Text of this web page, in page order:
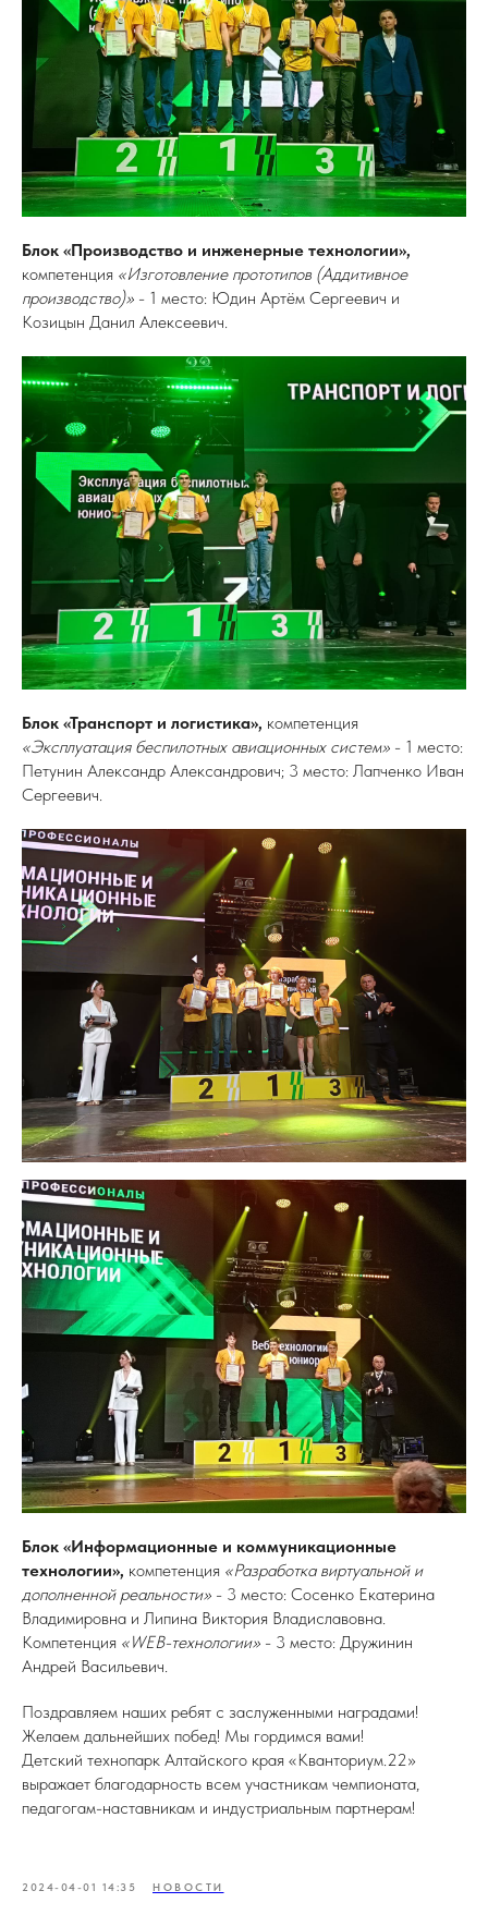
Блок «Производство и инженерные технологии»,
компетенция «Изготовление прототипов (Аддитивное
производство)» - 1 место: Юдин Артём Сергеевич и
Козицын Данил Алексеевич.
Блок «Транспорт и логистика», компетенция
«Эксплуатация беспилотных авиационных систем» - 1 место:
Петунин Александр Александрович; 3 место: Лапченко Иван
Сергеевич.
Блок «Информационные и коммуникационные
технологии», компетенция «Разработка виртуальной и
дополненной реальности» - 3 место: Сосенко Екатерина
Владимировна и Липина Виктория Владиславовна.
Компетенция «WEB-технологии» - 3 место: Дружинин
Андрей Васильевич.
Поздравляем наших ребят с заслуженными наградами!
Желаем дальнейших побед! Мы гордимся вами!
Детский технопарк Алтайского края «Кванториум.22»
выражает благодарность всем участникам чемпионата,
педагогам-наставникам и индустриальным партнерам!
2024-04-01 14:35 НОВОСТИ